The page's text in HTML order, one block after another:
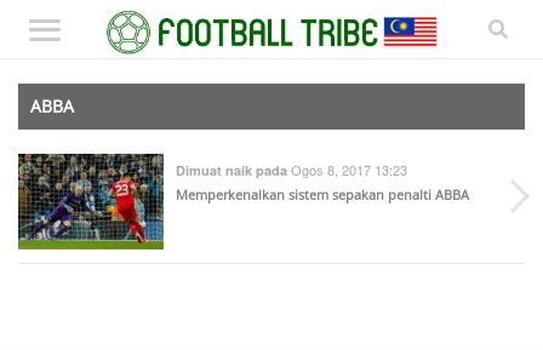
ABBA
Dimuat naik pada Ogos 8, 2017 13:23
Memperkenalkan sistem sepakan penalti ABBA